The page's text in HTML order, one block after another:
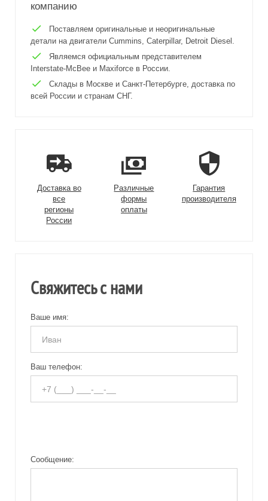
компанию
Поставляем оригинальные и неоригинальные
детали на двигатели Cummins, Caterpillar, Detroit Diesel.
Являемся официальным представителем
Interstate-McBee и Maxiforce в России.
Склады в Москве и Санкт-Петербурге, доставка по
всей России и странам СНГ.
Доставка во
все
регионы
России
Различные
формы
оплаты
Гарантия
производителя
Свяжитесь с нами
Ваше имя:
Ваш телефон:
Сообщение: